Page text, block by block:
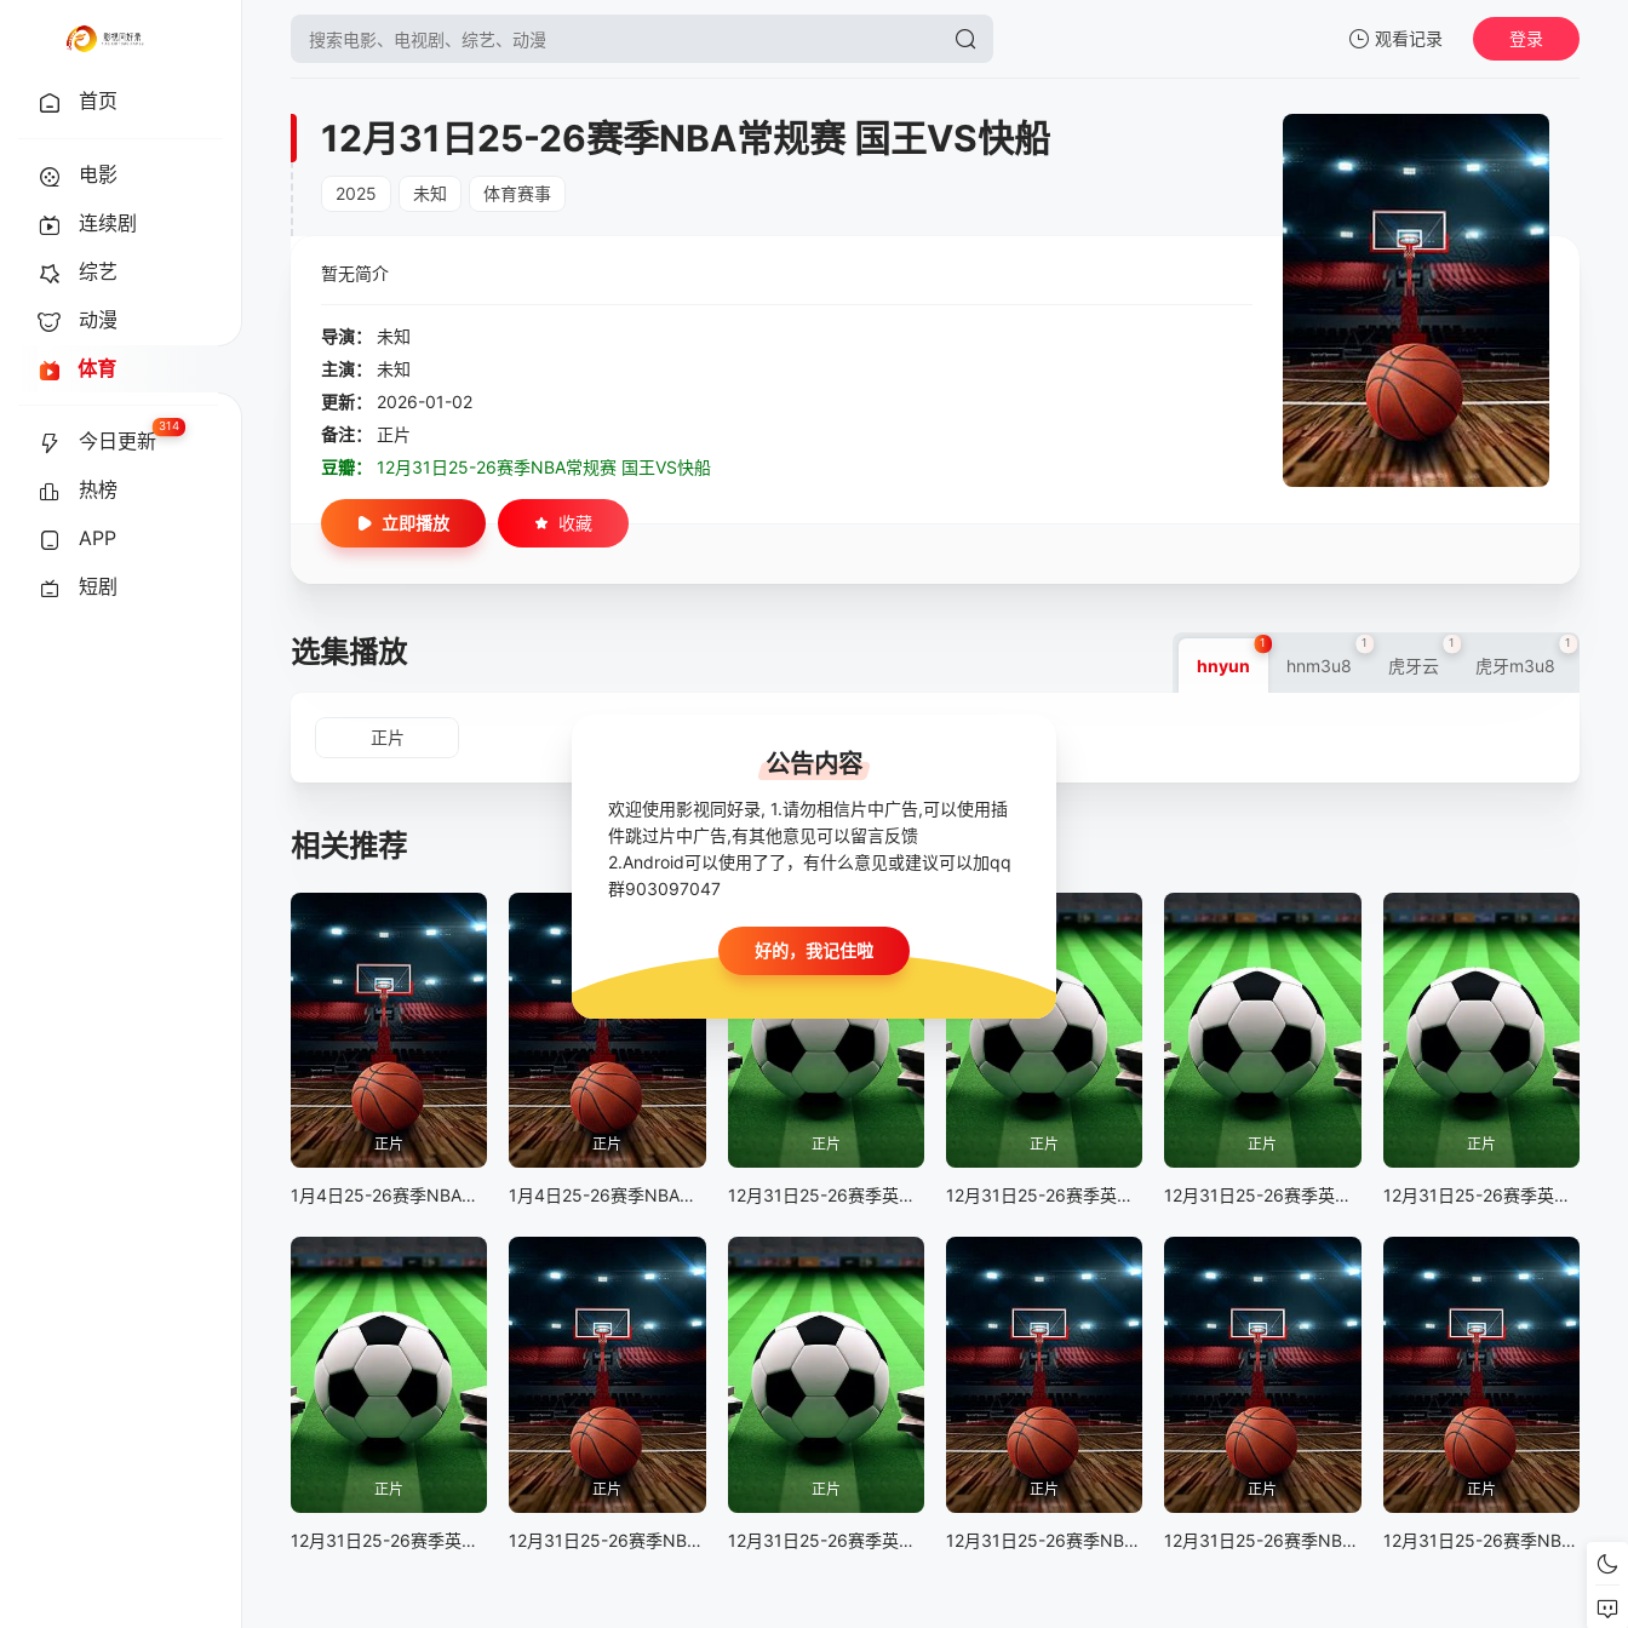
观看记录
暂无观看影片的记录
登录
首页
电影
连续剧
综艺
动漫
体育
今日更新
314
热榜
APP
短剧
12月31日25-26赛季NBA常规赛 国王VS快船
2025 未知 体育赛事
暂无简介
导演：
未知
主演：
未知
更新：
2026-01-02
备注：
正片
豆瓣：
12月31日25-26赛季NBA常规赛 国王VS快船
立即播放 收藏
选集播放 hnyun
1
hnm3u8
1
虎牙云
1
虎牙m3u8
1
正片
相关推荐
正片
1月4日25-26赛季NBA常规赛老鹰VS猛龙
正片
1月4日25-26赛季NBA常规赛 76人VS尼克斯
正片
12月31日25-26赛季英超联赛 曼联VS狼队
正片
12月31日25-26赛季英超联赛 诺丁汉森林VS埃弗顿
正片
12月31日25-26赛季英超联赛 伯恩利VS纽卡斯尔联
正片
12月31日25-26赛季英超联赛 伯恩茅斯VS切尔西
正片
12月31日25-26赛季英超联赛 西汉姆联VS布莱顿
正片
12月31日25-26赛季NBA常规赛 76人VS灰熊
正片
12月31日25-26赛季英超联赛 阿森纳VS阿斯顿维拉
正片
12月31日25-26赛季NBA常规赛 凯尔特人VS爵士
正片
12月31日25-26赛季NBA常规赛 国王VS快船
正片
12月31日25-26赛季NBA常规赛 活塞VS湖人
公告内容
欢迎使用影视同好录, 1.请勿相信片中广告,可以使用插
件跳过片中广告,有其他意见可以留言反馈
2.Android可以使用了了，有什么意见或建议可以加qq
群903097047
好的，我记住啦